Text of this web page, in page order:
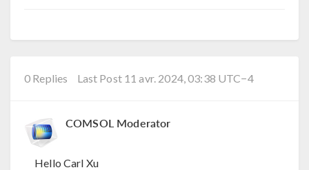
0 Replies Last Post 11 avr. 2024, 03:38 UTC−4
COMSOL Moderator
Hello Carl Xu